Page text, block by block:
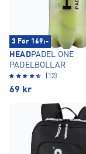
3 För 169:-
HEADPADEL ONE
PADELBOLLAR
(12)
69 kr